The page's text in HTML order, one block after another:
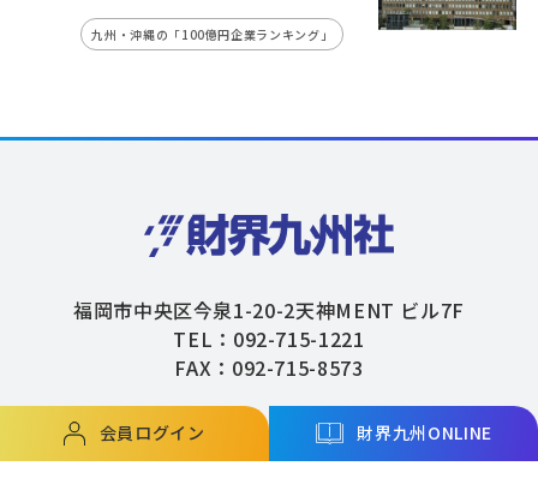
九州・沖縄の「100億円企業ランキング」
会員ログイン 財界九州ONLINE
福岡市中央区今泉1-20-2天神MENT ビル7F
TEL：092-715-1221
FAX：092-715-8573
Copyright © ZAIKAIKYUSHU Co,.Ltd. All Rights Reserved.